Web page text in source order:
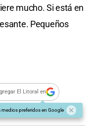
mucho. Si está en
Pequeños
El Litoral en
medios preferidos en Google